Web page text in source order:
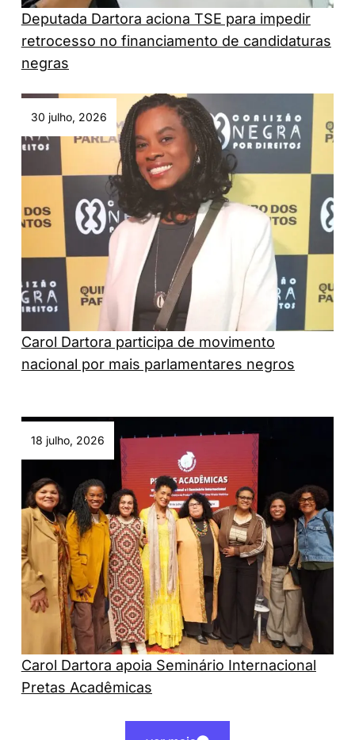
Deputada Dartora aciona TSE para impedir
retrocesso no financiamento de candidaturas
negras
30 julho, 2026
Carol Dartora participa de movimento
nacional por mais parlamentares negros
18 julho, 2026
Carol Dartora apoia Seminário Internacional
Pretas Acadêmicas